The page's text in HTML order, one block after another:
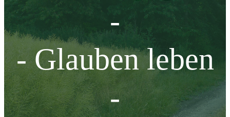
-
- Glauben leben
-